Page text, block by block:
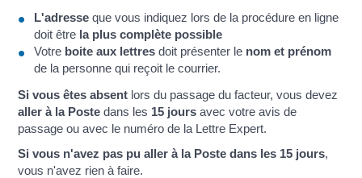
L'adresse que vous indiquez lors de la procédure en ligne
doit être la plus complète possible
Votre boite aux lettres doit présenter le nom et prénom
de la personne qui reçoit le courrier.
Si vous êtes absent lors du passage du facteur, vous devez
aller à la Poste dans les 15 jours avec votre avis de
passage ou avec le numéro de la Lettre Expert.
Si vous n'avez pas pu aller à la Poste dans les 15 jours,
vous n'avez rien à faire.